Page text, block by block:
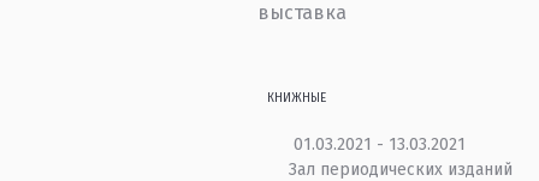
выставка
КНИЖНЫЕ
01.03.2021 - 13.03.2021
Зал периодических изданий